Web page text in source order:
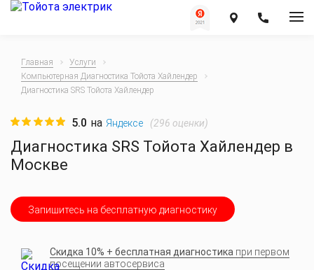
Главная
Услуги
Компьютерная Диагностика Тойота Хайлендер
Диагностика SRS Тойота Хайлендер
Диагностика SRS Тойота Хайлендер в
Москве
5.0 на Яндексе (296 оценки)
Запишитесь на бесплатную диагностику
Скидка 10% + бесплатная диагностика при первом
посещении автосервиса